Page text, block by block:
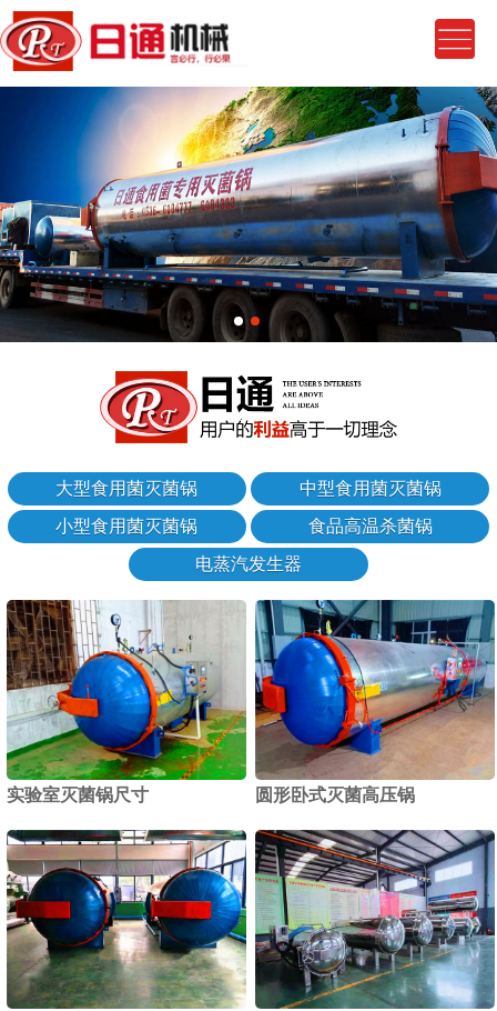
大型食用菌灭菌锅
中型食用菌灭菌锅
小型食用菌灭菌锅
食品高温杀菌锅
电蒸汽发生器
实验室灭菌锅尺寸 圆形卧式灭菌高压锅